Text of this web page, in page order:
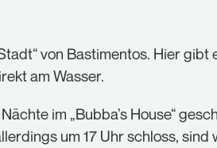
von Bastimentos. Hier gibt
am Wasser.
im „Bubba’s House“
um 17 Uhr schloss, sind